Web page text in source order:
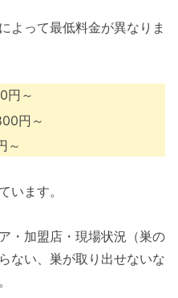
よって最低料金が異なりま
円～
円～
～
います。
・加盟店・現場状況（巣の
ない、巣が取り出せないな